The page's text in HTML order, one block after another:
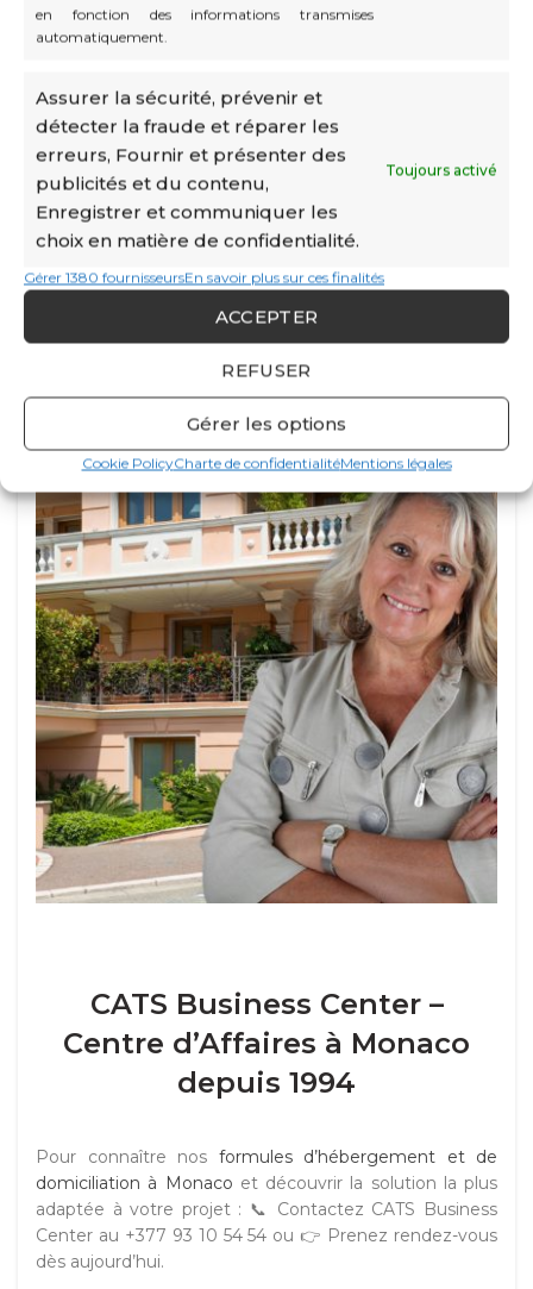
en fonction des informations transmises
automatiquement.
Assurer la sécurité, prévenir et
détecter la fraude et réparer les
erreurs, Fournir et présenter des
publicités et du contenu,
Enregistrer et communiquer les
choix en matière de confidentialité.
Toujours activé
Gérer 1380 fournisseursEn savoir plus sur ces finalités
ACCEPTER
REFUSER
Gérer les options
Cookie PolicyCharte de confidentialitéMentions légales
les priorités demeurent concrètes : disposer d’une
implantation adaptée, travailler dans de bonnes
des professionnels compétents et construire
progressivement son réseau à Monaco.
Chaque projet possède cependant ses propres
caractéristiques. Depuis 1994, CATS Business Center
accompagne les entreprises dans le choix de leurs
solutions de domiciliation, d’hébergement et de travail
en Principauté. Cette connaissance du terrain permet
aux dirigeants de se concentrer sur leur activité tout en
bénéficiant d’un environnement professionnel
structuré et humain.
CATS Business Center –
Centre d’Affaires à Monaco
depuis 1994
Pour connaître nos formules d’hébergement et de
domiciliation à Monaco et découvrir la solution la plus
adaptée à votre projet : 📞 Contactez CATS Business
Center au +377 93 10 54 54 ou 👉 Prenez rendez-vous
dès aujourd’hui.